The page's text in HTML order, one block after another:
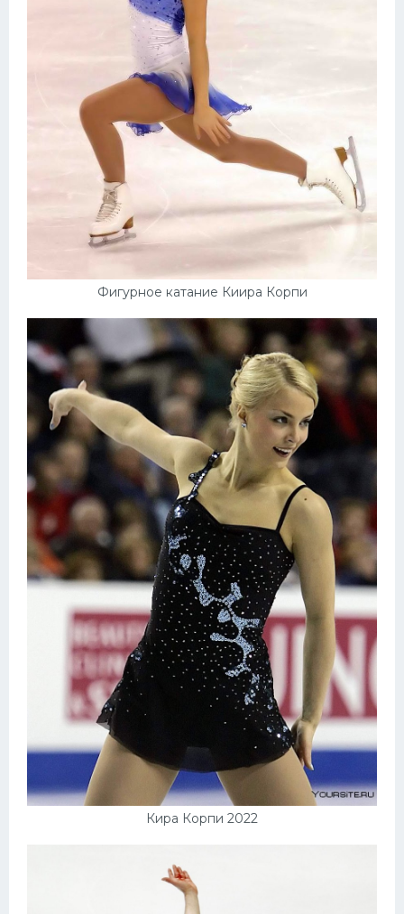
Фигурное катание Киира Корпи
Кира Корпи 2022